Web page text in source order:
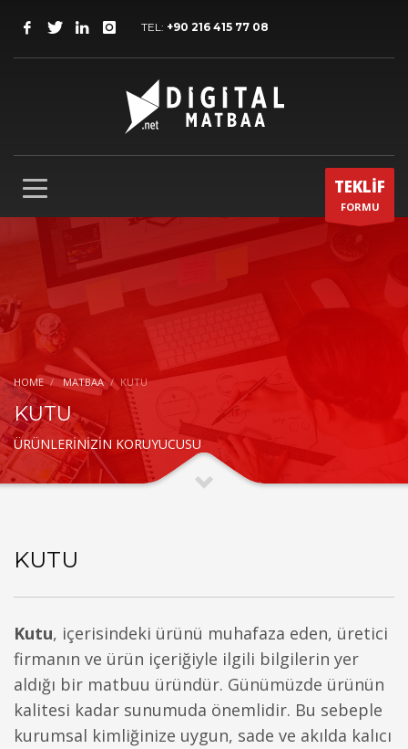
TEL: +90 216 415 77 08
TEKLİF
FORMU
HOME MATBAA KUTU
KUTU
ÜRÜNLERİNİZİN KORUYUCUSU
KUTU
Kutu, içerisindeki ürünü muhafaza eden, üretici
firmanın ve ürün içeriğiyle ilgili bilgilerin yer
aldığı bir matbuu üründür. Günümüzde ürünün
kalitesi kadar sunumuda önemlidir. Bu sebeple
kurumsal kimliğinize uygun, sade ve akılda kalıcı